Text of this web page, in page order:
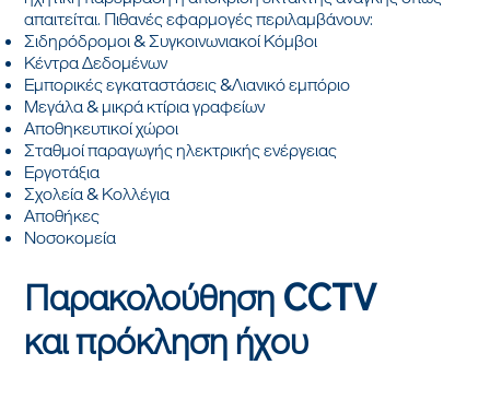
Παρακολούθηση CCTV
και πρόκληση ήχου
απαιτείται. Πιθανές εφαρμογές περιλαμβάνουν:
Σιδηρόδρομοι & Συγκοινωνιακοί Κόμβοι
Κέντρα Δεδομένων
Εμπορικές εγκαταστάσεις &Λιανικό εμπόριο
Μεγάλα & μικρά κτίρια γραφείων
Αποθηκευτικοί χώροι
Σταθμοί παραγωγής ηλεκτρικής ενέργειας
Εργοτάξια
Σχολεία & Κολλέγια
Αποθήκες
Νοσοκομεία